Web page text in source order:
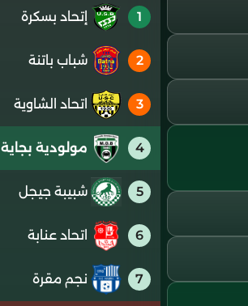
1 إتحاد بسكرة
2 شباب باتنة
3 اتحاد الشاوية
4 مولودية بجاية
5 شبيبة جيجل
6 اتحاد عنابة
7 نجم مقرة